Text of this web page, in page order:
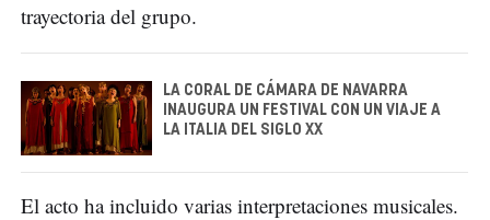
trayectoria del grupo.
LA CORAL DE CÁMARA DE NAVARRA
INAUGURA UN FESTIVAL CON UN VIAJE A
LA ITALIA DEL SIGLO XX
El acto ha incluido varias interpretaciones musicales.